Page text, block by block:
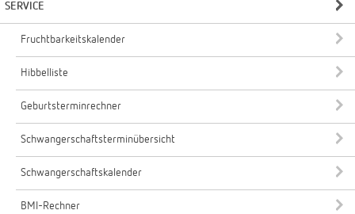
SERVICE
Fruchtbarkeitskalender
Hibbelliste
Geburtsterminrechner
Schwangerschaftsterminübersicht
Schwangerschaftskalender
BMI-Rechner